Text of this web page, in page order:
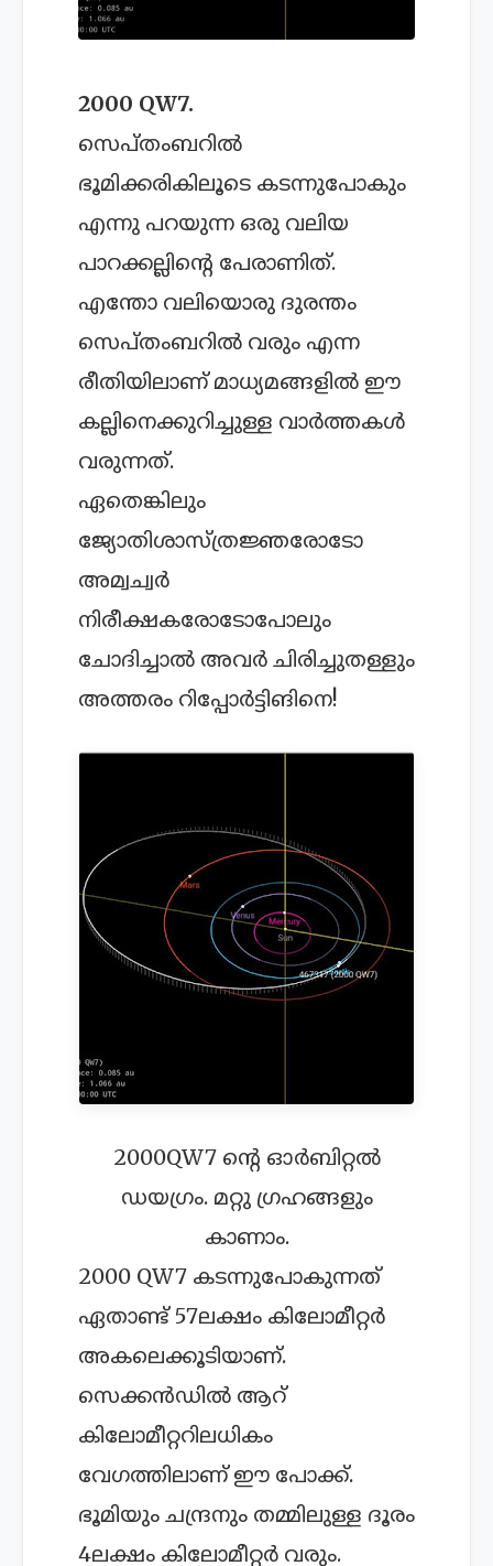
2000 QW7.
സെപ്തംബറില്‍
ഭൂമിക്കരികിലൂടെ കടന്നുപോകും
എന്നു പറയുന്ന ഒരു വലിയ
പാറക്കല്ലിന്റെ പേരാണിത്.
എന്തോ വലിയൊരു ദുരന്തം
സെപ്തംബറില്‍ വരും എന്ന
രീതിയിലാണ് മാധ്യമങ്ങളില്‍ ഈ
കല്ലിനെക്കുറിച്ചുള്ള വാര്‍ത്തകള്‍
വരുന്നത്.
ഏതെങ്കിലും
ജ്യോതിശാസ്ത്രജ്ഞരോടോ
അമ്വച്വര്‍
നിരീക്ഷകരോടോപോലും
ചോദിച്ചാല്‍ അവര്‍ ചിരിച്ചുതള്ളും
അത്തരം റിപ്പോര്‍ട്ടിങിനെ!
2000QW7 ന്റെ ഓര്‍ബിറ്റല്‍
ഡയഗ്രം. മറ്റു ഗ്രഹങ്ങളും
കാണാം.
2000 QW7 കടന്നുപോകുന്നത്
ഏതാണ്ട് 57ലക്ഷം കിലോമീറ്റര്‍
അകലെക്കൂടിയാണ്.
സെക്കന്‍ഡില്‍ ആറ്
കിലോമീറ്ററിലധികം
വേഗത്തിലാണ് ഈ പോക്ക്.
ഭൂമിയും ചന്ദ്രനും തമ്മിലുള്ള ദൂരം
4ലക്ഷം കിലോമീറ്റര്‍ വരും.